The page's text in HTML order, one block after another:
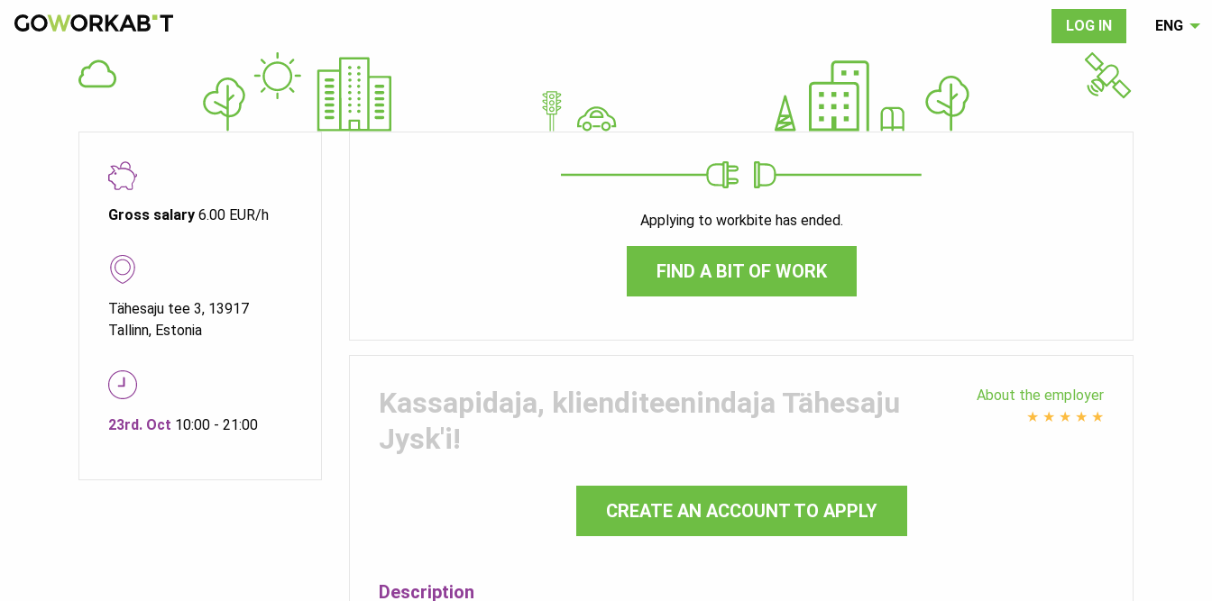
LOG IN ENG
Gross salary 6.00 EUR/h
Tähesaju tee 3, 13917
Tallinn, Estonia
23rd. Oct 10:00 - 21:00
Applying to workbite has ended.
FIND A BIT OF WORK
Kassapidaja, klienditeenindaja Tähesaju
Jysk'i!
About the employer
★ ★ ★ ★ ★
CREATE AN ACCOUNT TO APPLY
Description